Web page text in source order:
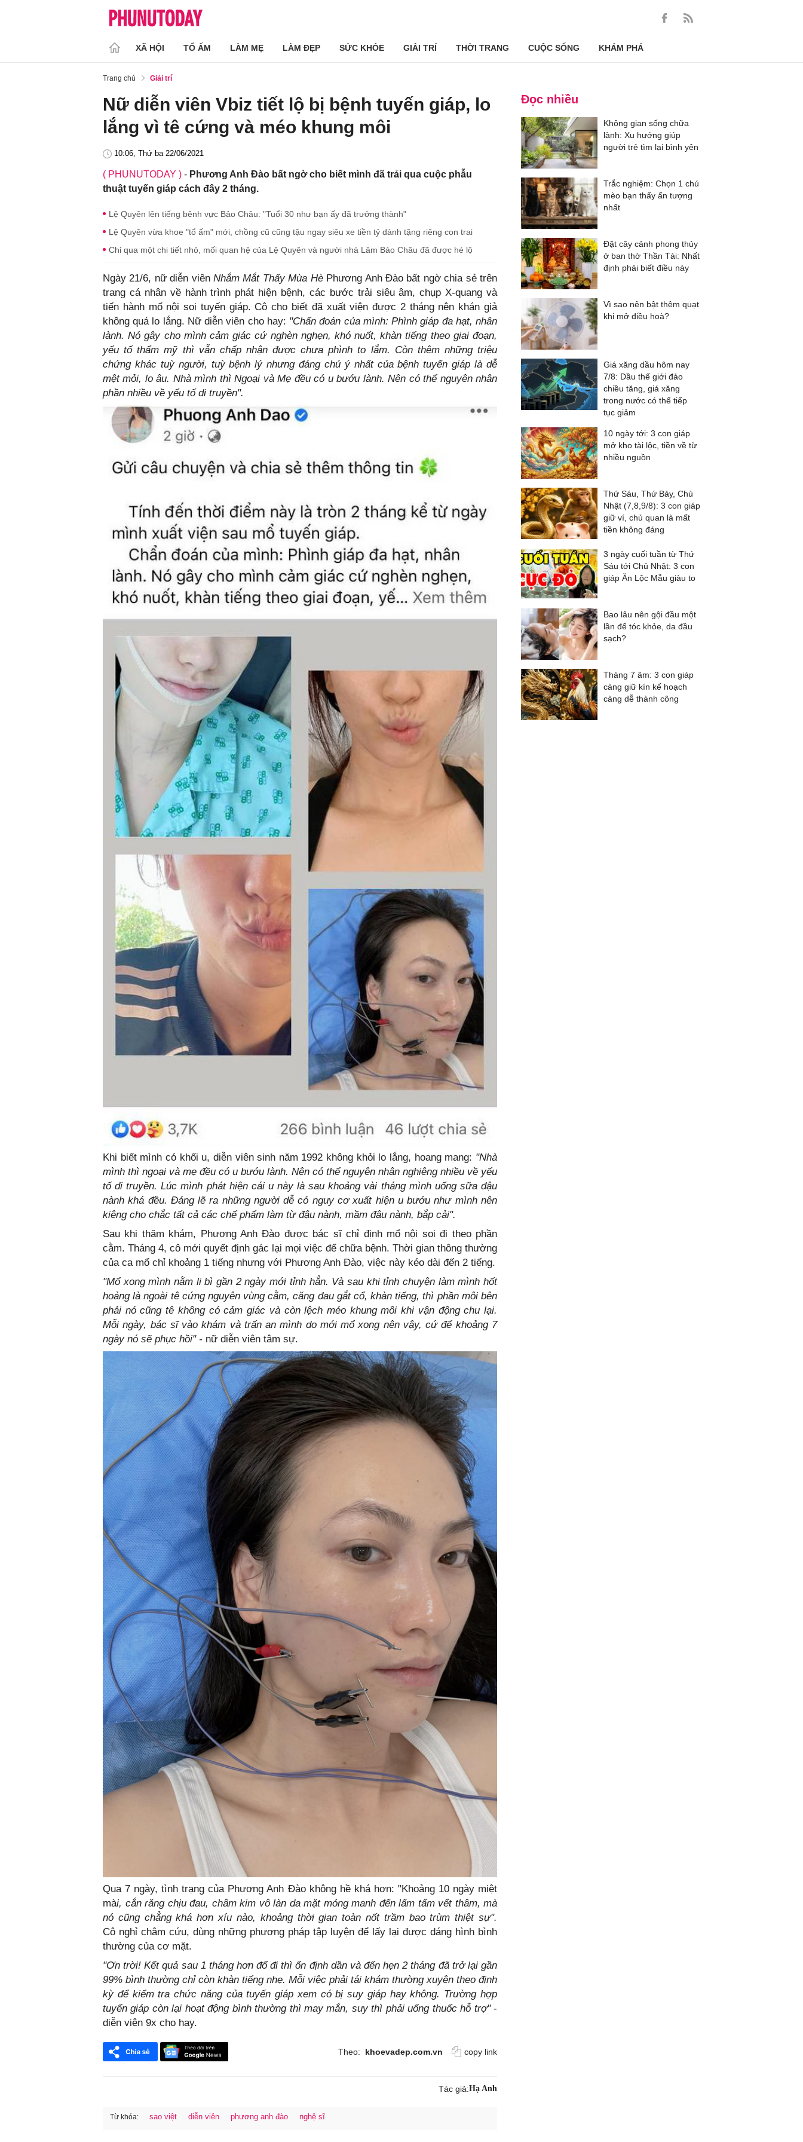
XÃ HỘI TỔ ẤM LÀM MẸ LÀM ĐẸP SỨC KHỎE GIẢI TRÍ THỜI TRANG CUỘC SỐNG KHÁM PHÁ
Trang chủ Giải trí
Nữ diễn viên Vbiz tiết lộ bị bệnh tuyến giáp, lo
lắng vì tê cứng và méo khung môi
10:06, Thứ ba 22/06/2021
( PHUNUTODAY ) - Phương Anh Đào bất ngờ cho biết mình đã trải qua cuộc phẫu
thuật tuyến giáp cách đây 2 tháng.
Lệ Quyên lên tiếng bênh vực Bảo Châu: "Tuổi 30 như bạn ấy đã trưởng thành"
Lệ Quyên vừa khoe "tổ ấm" mới, chồng cũ cũng tậu ngay siêu xe tiền tỷ dành tặng riêng con trai
Chỉ qua một chi tiết nhỏ, mối quan hệ của Lệ Quyên và người nhà Lâm Bảo Châu đã được hé lộ
Ngày 21/6, nữ diễn viênNhắm Mắt Thấy Mùa HèPhương Anh Đào bất ngờ chia sẻ trên
trang cá nhân về hành trình phát hiện bệnh, các bước trải siêu âm, chụp X-quang và
tiến hành mổ nội soi tuyến giáp. Cô cho biết đã xuất viện được 2 tháng nên khán giả
không quá lo lắng. Nữ diễn viên cho hay: "Chẩn đoán của mình: Phình giáp đa hạt, nhân
lành. Nó gây cho mình cảm giác cứ nghèn nghẹn, khó nuốt, khàn tiếng theo giai đoạn,
yếu tố thẩm mỹ thì vẫn chấp nhận được chưa phình to lắm. Còn thêm những triệu
chứng khác tuỳ người, tuỳ bệnh lý nhưng đáng chú ý nhất của bệnh tuyến giáp là dễ
mệt mỏi, lo âu. Nhà mình thì Ngoại và Mẹ đều có u bướu lành. Nên có thể nguyên nhân
phần nhiều về yếu tố di truyền".
Khi biết mình có khối u, diễn viên sinh năm 1992 không khỏi lo lắng, hoang mang: "Nhà
mình thì ngoại và mẹ đều có u bướu lành. Nên có thể nguyên nhân nghiêng nhiều về yếu
tố di truyền. Lúc mình phát hiện cái u này là sau khoảng vài tháng mình uống sữa đậu
nành khá đều. Đáng lẽ ra những người dễ có nguy cơ xuất hiện u bướu như mình nên
kiêng cho chắc tất cả các chế phẩm làm từ đậu nành, mầm đậu nành, bắp cải".
Sau khi thăm khám, Phương Anh Đào được bác sĩ chỉ định mổ nội soi đi theo phần
cằm. Tháng 4, cô mới quyết định gác lại mọi việc để chữa bệnh. Thời gian thông thường
của ca mổ chỉ khoảng 1 tiếng nhưng với Phương Anh Đào, việc này kéo dài đến 2 tiếng.
"Mổ xong mình nằm li bì gần 2 ngày mới tỉnh hẳn. Và sau khi tỉnh chuyện làm mình hốt
hoảng là ngoài tê cứng nguyên vùng cằm, căng đau gắt cổ, khàn tiếng, thì phần môi bên
phải nó cũng tê không có cảm giác và còn lệch méo khung môi khi vận động chu lại.
Mỗi ngày, bác sĩ vào khám và trấn an mình do mới mổ xong nên vậy, cứ để khoảng 7
ngày nó sẽ phục hồi" - nữ diễn viên tâm sự.
Qua 7 ngày, tình trạng của Phương Anh Đào không hề khá hơn: "Khoảng 10 ngày miệt
mài, cắn răng chịu đau, châm kim vô làn da mặt mỏng manh đến lấm tấm vết thâm, mà
nó cũng chẳng khá hơn xíu nào, khoảng thời gian toàn nốt trầm bao trùm thiệt sự".
Cô nghỉ châm cứu, dùng những phương pháp tập luyện để lấy lại được dáng hình bình
thường của cơ mặt.
"Ơn trời! Kết quả sau 1 tháng hơn đổ đi thì ổn định dần và đến hẹn 2 tháng đã trở lại gần
99% bình thường chỉ còn khàn tiếng nhẹ. Mỗi việc phải tái khám thường xuyên theo định
kỳ để kiểm tra chức năng của tuyến giáp xem có bị suy giáp hay không. Trường hợp
tuyến giáp còn lại hoạt động bình thường thì may mắn, suy thì phải uống thuốc hỗ trợ"-
diễn viên 9x cho hay.
Theo: khoevadep.com.vn copy link
Tác giả:Hạ Anh
Từ khóa: sao việt diễn viên phương anh đào nghệ sĩ
Đọc nhiều
Không gian sống chữa
lành: Xu hướng giúp
người trẻ tìm lại bình yên
Trắc nghiệm: Chọn 1 chú
mèo bạn thấy ấn tượng
nhất
Đặt cây cảnh phong thủy
ở ban thờ Thần Tài: Nhất
định phải biết điều này
Vì sao nên bật thêm quạt
khi mở điều hoà?
Giá xăng dầu hôm nay
7/8: Dầu thế giới đảo
chiều tăng, giá xăng
trong nước có thể tiếp
tục giảm
10 ngày tới: 3 con giáp
mở kho tài lộc, tiền về từ
nhiều nguồn
Thứ Sáu, Thứ Bảy, Chủ
Nhật (7,8,9/8): 3 con giáp
giữ ví, chủ quan là mất
tiền không đáng
3 ngày cuối tuần từ Thứ
Sáu tới Chủ Nhật: 3 con
giáp Ăn Lộc Mẫu giàu to
Bao lâu nên gội đầu một
lần để tóc khỏe, da đầu
sạch?
Tháng 7 âm: 3 con giáp
càng giữ kín kế hoạch
càng dễ thành công